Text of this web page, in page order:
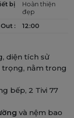
bị
Hoàn thiện
đẹp
: 12:00
diện tích sử
trọng, nằm trong
bếp, 2 Tivi 77
và nệm bao